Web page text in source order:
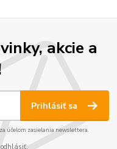
akcie a
Prihlásiť sa
za účelom zasielania newslettera.
odhlásiť.